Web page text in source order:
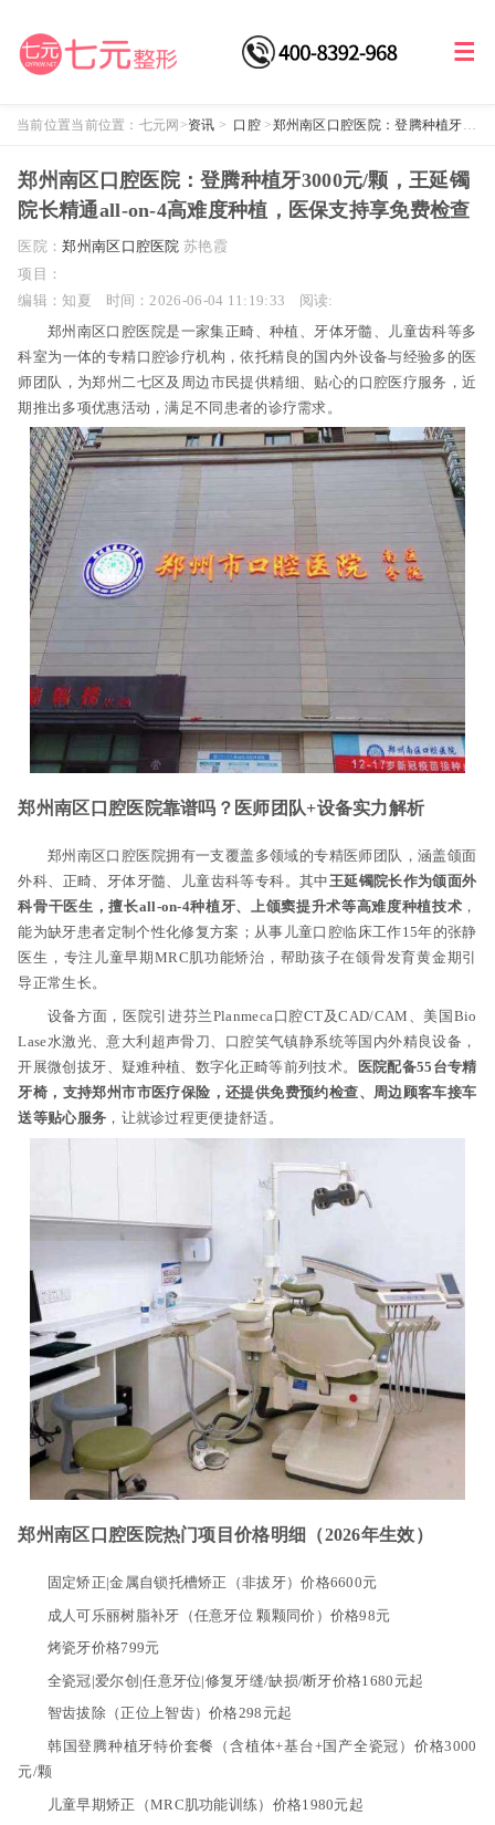
当前位置当前位置： 七元网 >资讯 > 口腔 >郑州南区口腔医院：登腾种植牙
郑州南区口腔医院：登腾种植牙3000元/颗，王延镯
院长精通all-on-4高难度种植，医保支持享免费检查
医院：郑州南区口腔医院 苏艳霞
项目：
编辑：知夏
时间：2026-06-04 11:19:33
阅读:
郑州南区口腔医院是一家集正畸、种植、牙体牙髓、儿童齿科等多
科室为一体的专精口腔诊疗机构，依托精良的国内外设备与经验多的医
师团队，为郑州二七区及周边市民提供精细、贴心的口腔医疗服务，近
期推出多项优惠活动，满足不同患者的诊疗需求。
郑州南区口腔医院靠谱吗？医师团队+设备实力解析
郑州南区口腔医院拥有一支覆盖多领域的专精医师团队，涵盖颌面
外科、正畸、牙体牙髓、儿童齿科等专科。其中王延镯院长作为颌面外
科骨干医生，擅长all-on-4种植牙、上颌窦提升术等高难度种植技术 ，
能为缺牙患者定制个性化修复方案；从事儿童口腔临床工作15年的张静
医生，专注儿童早期MRC肌功能矫治，帮助孩子在颌骨发育黄金期引
导正常生长。
设备方面，医院引进芬兰Planmeca口腔CT及CAD/CAM、美国Bio
Lase水激光、意大利超声骨刀、口腔笑气镇静系统等国内外精良设备，
开展微创拔牙、疑难种植、数字化正畸等前列技术。
医院配备55台专精
牙椅，支持郑州市市医疗保险，还提供免费预约检查、周边顾客车接车
送等贴心服务 ，让就诊过程更便捷舒适。
郑州南区口腔医院热门项目价格明细（2026年生效）
固定矫正|金属自锁托槽矫正（非拔牙）价格6600元
成人可乐丽树脂补牙（任意牙位 颗颗同价）价格98元
烤瓷牙价格799元
全瓷冠|爱尔创|任意牙位|修复牙缝/缺损/断牙价格1680元起
智齿拔除（正位上智齿）价格298元起
韩国登腾种植牙特价套餐（含植体+基台+国产全瓷冠）价格3000
元/颗
儿童早期矫正（MRC肌功能训练）价格1980元起